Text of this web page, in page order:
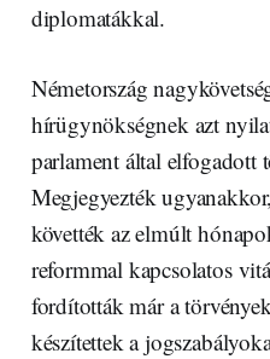
diplomatákkal.
Németország
hírügynökségnek azt
parlament által elfogadott
Megjegyezték
követték az elmúlt
reformmal kapcsolatos
fordították már a
készítettek a